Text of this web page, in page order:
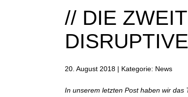
// DIE
20. August 2018 | Kategorie: News
In unserem letzten Post haben wir